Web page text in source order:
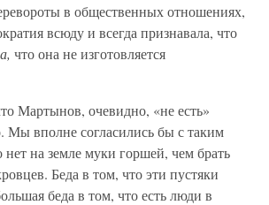
в общественных отношениях,
всюду и всегда признавала, что
что она не изготовляется
Мартынов, очевидно, «не есть»
Мы вполне согласились бы с таким
на земле муки горшей, чем брать
Беда в том, что эти пустяки
беда в том, что есть люди в